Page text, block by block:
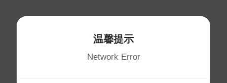
温馨提示
Network Error